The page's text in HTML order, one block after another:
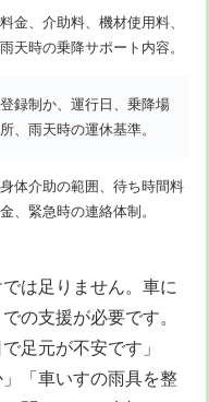
料金、介助料、機材使用料、
雨天時の乗降サポート内容。
登録制か、運行日、乗降場
所、雨天時の運休基準。
身体介助の範囲、待ち時間料
金、緊急時の連絡体制。
は足りません。車に
の支援が必要です。
足元が不安です」
「車いすの雨具を整